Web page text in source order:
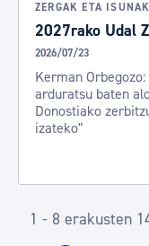
ZERGAK ETA ISUNAK
2027rako Udal
2026/07/23
Kerman
arduratsu baten
Donostiako
izateko"
1 - 8 erakusten